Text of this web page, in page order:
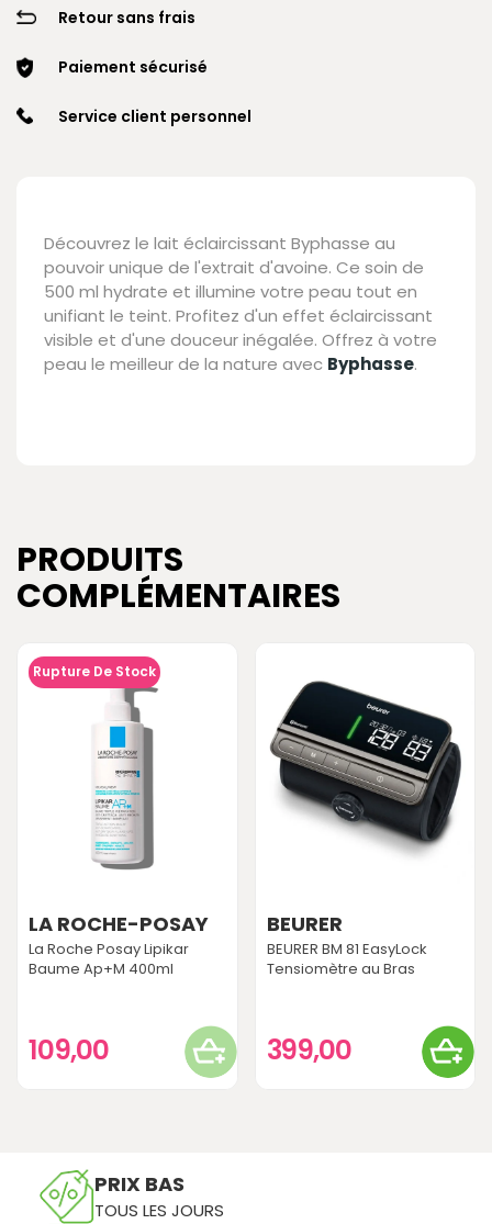
Retour sans frais
Paiement sécurisé
Service client personnel
Découvrez le lait éclaircissant Byphasse au
pouvoir unique de l'extrait d'avoine. Ce soin de
500 ml hydrate et illumine votre peau tout en
unifiant le teint. Profitez d'un effet éclaircissant
visible et d'une douceur inégalée. Offrez à votre
peau le meilleur de la nature avec Byphasse.
PRODUITS
COMPLÉMENTAIRES
Rupture De Stock
LA ROCHE-POSAY
La Roche Posay Lipikar
Baume Ap+M 400ml
109,00
BEURER
BEURER BM 81 EasyLock
Tensiomètre au Bras
399,00
PRIX BAS
TOUS LES JOURS